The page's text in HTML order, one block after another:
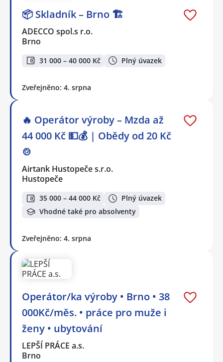
📦 Skladník – Brno 🏗️
ADECCO spol.s r.o.
Brno
31 000 – 40 000 Kč Plný úvazek
Zveřejněno: 4. srpna
🔥 Operátor výroby – Mzda až
44 000 Kč 💵💰 | Obědy od 20 Kč
🍲
Airtank Hustopeče s.r.o.
Hustopeče
35 000 – 44 000 Kč
Plný úvazek
Vhodné také pro absolventy
Zveřejněno: 4. srpna
Operátor/ka výroby • Brno • 38
000Kč/měs. • práce pro muže i
ženy • ubytování
LEPŠÍ PRÁCE a.s.
Brno